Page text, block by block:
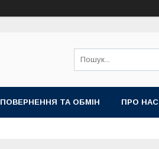
ПОВЕРНЕННЯ ТА ОБМІН ПРО НАС